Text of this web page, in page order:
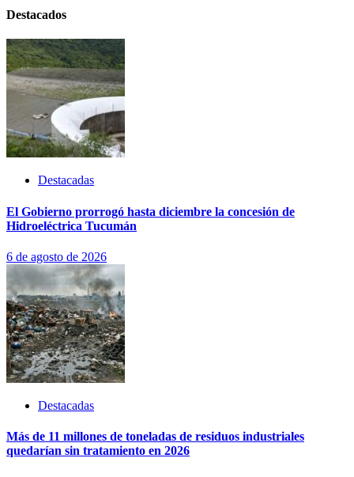
Destacados
Destacadas
El Gobierno prorrogó hasta diciembre la concesión de
Hidroeléctrica Tucumán
6 de agosto de 2026
Destacadas
Más de 11 millones de toneladas de residuos industriales
quedarían sin tratamiento en 2026